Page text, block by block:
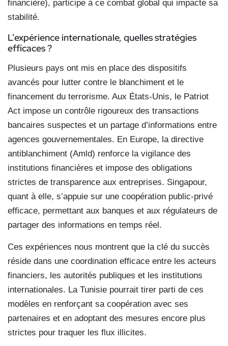
financière), participe à ce combat global qui impacte sa
stabilité.
L’expérience internationale, quelles stratégies
efficaces ?
Plusieurs pays ont mis en place des dispositifs
avancés pour lutter contre le blanchiment et le
financement du terrorisme. Aux États-Unis, le Patriot
Act impose un contrôle rigoureux des transactions
bancaires suspectes et un partage d’informations entre
agences gouvernementales. En Europe, la directive
antiblanchiment (Amld) renforce la vigilance des
institutions financières et impose des obligations
strictes de transparence aux entreprises. Singapour,
quant à elle, s’appuie sur une coopération public-privé
efficace, permettant aux banques et aux régulateurs de
partager des informations en temps réel.
Ces expériences nous montrent que la clé du succès
réside dans une coordination efficace entre les acteurs
financiers, les autorités publiques et les institutions
internationales. La Tunisie pourrait tirer parti de ces
modèles en renforçant sa coopération avec ses
partenaires et en adoptant des mesures encore plus
strictes pour traquer les flux illicites.